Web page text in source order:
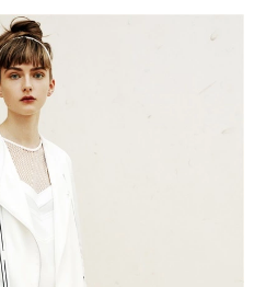
onay
amaçla ad/
adresi verilerimin
veriyorum.